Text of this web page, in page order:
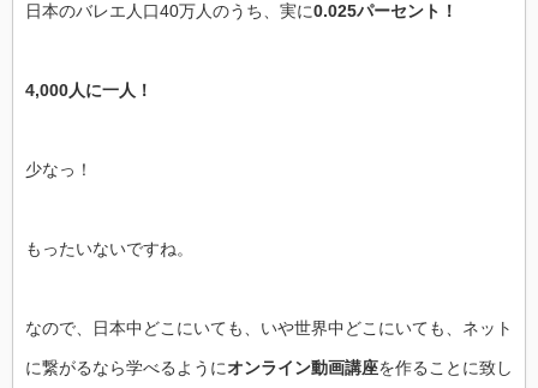
日本のバレエ人口40万人のうち、実に0.025パーセント！
4,000人に一人！
少なっ！
もったいないですね。
なので、日本中どこにいても、いや世界中どこにいても、ネット
に繋がるなら学べるようにオンライン動画講座を作ることに致し